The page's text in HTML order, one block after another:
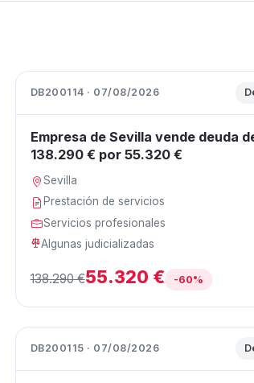
DB200114 · 07/08/2026
Empresa de Sevilla vende deuda
138.290 € por 55.320 €
Sevilla
Prestación de servicios
Servicios profesionales
Algunas judicializadas
138.290 €55.320 € -60%
DB200115 · 07/08/2026